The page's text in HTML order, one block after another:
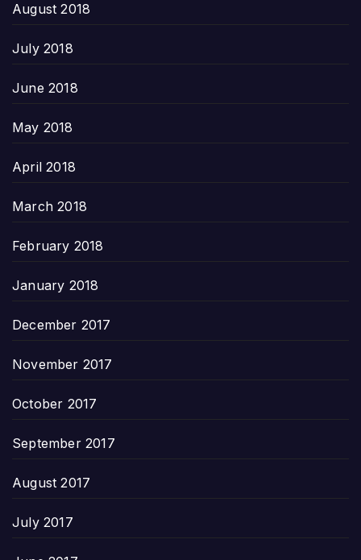
August 2018
July 2018
June 2018
May 2018
April 2018
March 2018
February 2018
January 2018
December 2017
November 2017
October 2017
September 2017
August 2017
July 2017